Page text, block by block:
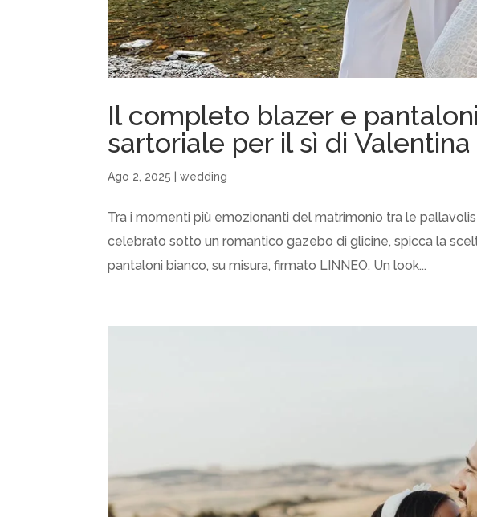
Il completo blazer e
sartoriale per il sì di
Ago 2, 2025 |wedding
Tra i momenti più emozionanti del matrimonio tra le
celebrato sotto un romantico gazebo di glicine, spicca la
pantaloni bianco, su misura, firmato LINNEO. Un look...